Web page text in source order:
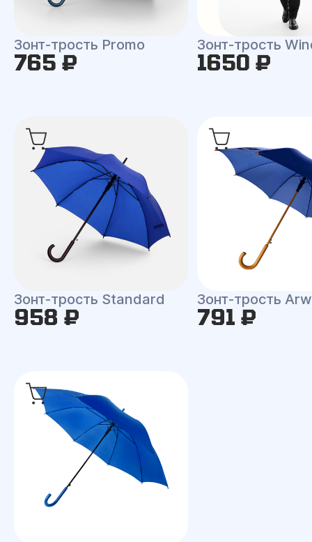
Зонт-трость Promo
765 ₽
Зонт-трость
1650 ₽
Зонт-трость Standard
958 ₽
Зонт-трость
791 ₽